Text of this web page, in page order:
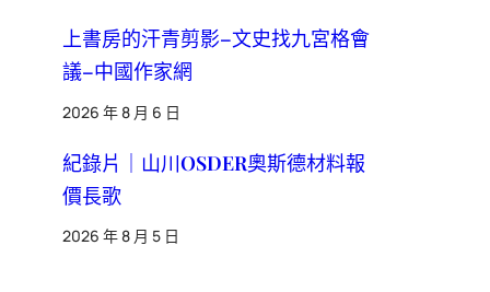
上書房的汗青剪影–文史找九宮格會
議–中國作家網
2026 年 8 月 6 日
紀錄片｜山川OSDER奧斯德材料報
價長歌
2026 年 8 月 5 日